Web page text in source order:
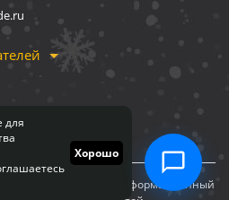
для
Хорошо
на сайте, носит информационный